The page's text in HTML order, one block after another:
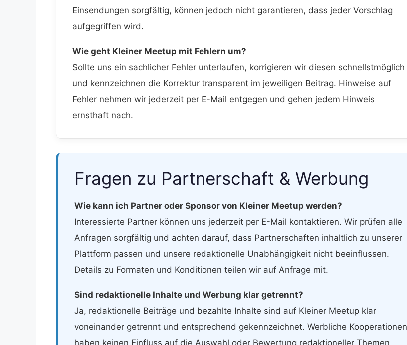
Einsendungen sorgfältig, können jedoch nicht garantieren, dass jeder Vorschlag
aufgegriffen wird.
Wie geht Kleiner Meetup mit Fehlern um?
Sollte uns ein sachlicher Fehler unterlaufen, korrigieren wir diesen schnellstmöglich
und kennzeichnen die Korrektur transparent im jeweiligen Beitrag. Hinweise auf
Fehler nehmen wir jederzeit per E-Mail entgegen und gehen jedem Hinweis
ernsthaft nach.
Fragen zu Partnerschaft & Werbung
Wie kann ich Partner oder Sponsor von Kleiner Meetup werden?
Interessierte Partner können uns jederzeit per E-Mail kontaktieren. Wir prüfen alle
Anfragen sorgfältig und achten darauf, dass Partnerschaften inhaltlich zu unserer
Plattform passen und unsere redaktionelle Unabhängigkeit nicht beeinflussen.
Details zu Formaten und Konditionen teilen wir auf Anfrage mit.
Sind redaktionelle Inhalte und Werbung klar getrennt?
Ja, redaktionelle Beiträge und bezahlte Inhalte sind auf Kleiner Meetup klar
voneinander getrennt und entsprechend gekennzeichnet. Werbliche Kooperationen
haben keinen Einfluss auf die Auswahl oder Bewertung redaktioneller Themen.